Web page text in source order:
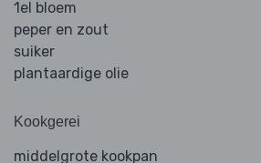
1el bloem
peper en zout
suiker
plantaardige olie
Kookgerei
middelgrote kookpan